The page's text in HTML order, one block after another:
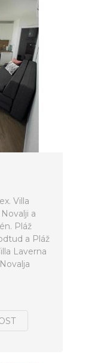
Villa
a
Pláž
a Pláž
Laverna